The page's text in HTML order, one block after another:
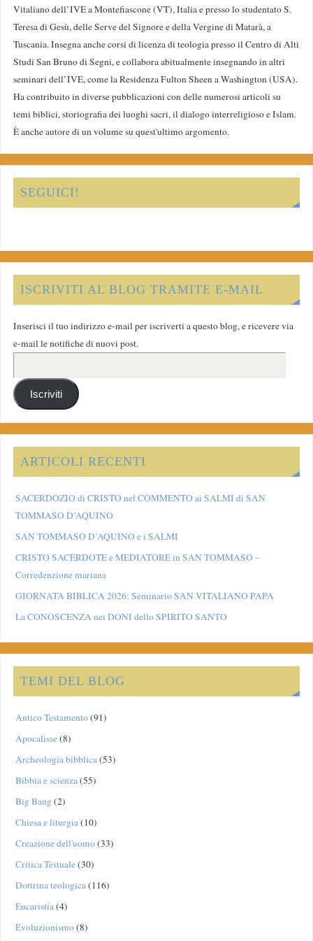
Vitaliano dell’IVE a Montefiascone (VT), Italia e presso lo studentato S.
Teresa di Gesù, delle Serve del Signore e della Vergine di Matarà, a
Tuscania. Insegna anche corsi di licenza di teologia presso il Centro di Alti
Studi San Bruno di Segni, e collabora abitualmente insegnando in altri
seminari dell’IVE, come la Residenza Fulton Sheen a Washington (USA).
Ha contribuito in diverse pubblicazioni con delle numerosi articoli su
temi biblici, storiografia dei luoghi sacri, il dialogo interreligioso e Islam.
È anche autore di un volume su quest'ultimo argomento.
SEGUICI!
ISCRIVITI AL BLOG TRAMITE E-MAIL
Inserisci il tuo indirizzo e-mail per iscriverti a questo blog, e ricevere via
e-mail le notifiche di nuovi post.
Iscriviti
ARTICOLI RECENTI
SACERDOZIO di CRISTO nel COMMENTO ai SALMI di SAN
TOMMASO D’AQUINO
SAN TOMMASO D’AQUINO e i SALMI
CRISTO SACERDOTE e MEDIATORE in SAN TOMMASO –
Corredenzione mariana
GIORNATA BIBLICA 2026: Seminario SAN VITALIANO PAPA
La CONOSCENZA nei DONI dello SPIRITO SANTO
TEMI DEL BLOG
Antico Testamento(91)
Apocalisse(8)
Archeologia bibblica(53)
Bibbia e scienza(55)
Big Bang(2)
Chiesa e liturgia(10)
Creazione dell'uomo(33)
Critica Testuale(30)
Dottrina teologica(116)
Eucaristía(4)
Evoluzionismo(8)